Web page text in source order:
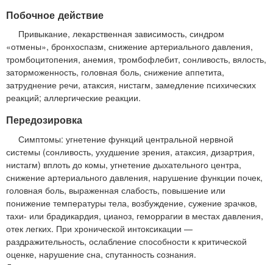
Побочное действие
Привыкание, лекарственная зависимость, синдром
«отмены», бронхоспазм, снижение артериального давления,
тромбоцитопения, анемия, тромбофлебит, сонливость, вялость,
заторможенность, головная боль, снижение аппетита,
затруднение речи, атаксия, нистагм, замедление психических
реакций; аллергические реакции.
Передозировка
Симптомы: угнетение функций центральной нервной
системы (сонливость, ухудшение зрения, атаксия, дизартрия,
нистагм) вплоть до комы, угнетение дыхательного центра,
снижение артериального давления, нарушение функции почек,
головная боль, выраженная слабость, повышение или
понижение температуры тела, возбуждение, сужение зрачков,
тахи- или брадикардия, цианоз, геморрагии в местах давления,
отек легких. При хронической интоксикации —
раздражительность, ослабление способности к критической
оценке, нарушение сна, спутанность сознания.